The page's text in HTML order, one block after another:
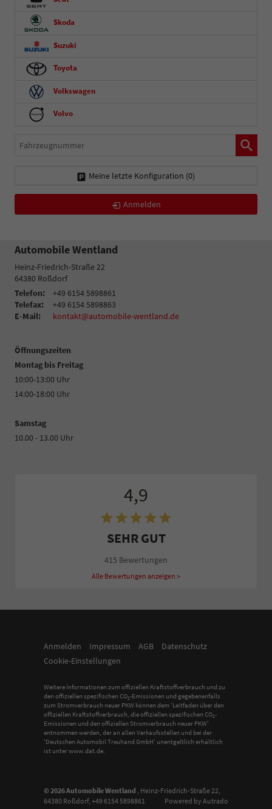
Skoda
Suzuki
Toyota
Volkswagen
Volvo
Fahrzeugnummer
Meine letzte Konfiguration (0)
Anmelden
Automobile Wentland
Heinz-Friedrich-Straße 22
64380 Roßdorf
Telefon:
+49 6154 5898861
Telefax:
+49 6154 5898863
E-Mail:
kontakt@automobile-wentland.de
Öffnungszeiten
Montag bis Freitag
10:00-13:00 Uhr
14:00-18:00 Uhr
Samstag
10.00 - 13.00 Uhr
4,9
SEHR GUT
415 Bewertungen
Alle Bewertungen anzeigen >
Anmelden Impressum AGB
Datenschutz
Cookie-Einstellungen
Weitere Informationen zum offiziellen Kraftstoffverbrauch und zu
den offiziellen spezifischen CO2-Emissionen und gegebenenfalls
zum Stromverbrauch neuer PKW können dem 'Leitfaden über den
offiziellen Kraftstoffverbrauch, die offiziellen spezifischen CO2-
Emissionen und den offiziellen Stromverbrauch neuer PKW'
entnommen werden, der an allen Verkaufsstellen und bei der
'Deutschen Automobil Treuhand GmbH' unentgeltlich erhältlich
ist unter www.dat.de.
© 2026Automobile Wentland Heinz-Friedrich-Straße 22
64380 Roßdorf, +49 6154 5898861 Powered by Autrado